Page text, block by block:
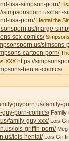
lisa-simpson-porn/
simpsonsporn.us/bart-
lisa-porn/Hentai the
marge-
sex-comics/
simsons-
cartoon-porn/
XXX https://
hentai-comics/
family-
guy-porn-comics/Family
family-guy-xxx/Lois
lois-griffin-porn/Meg
lois-hentai/Lois